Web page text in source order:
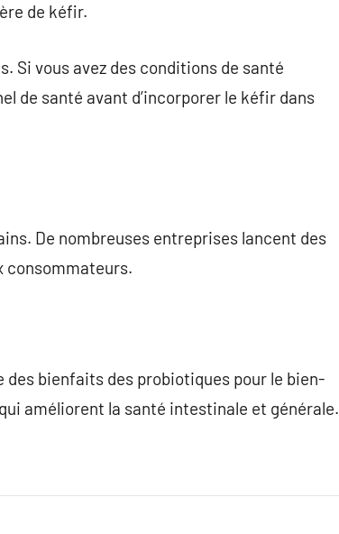
de kéfir.
Si vous avez des conditions de santé
de santé avant d’incorporer le kéfir dans
De nombreuses entreprises lancent des
consommateurs.
bienfaits des probiotiques pour le bien-
améliorent la santé intestinale et générale.